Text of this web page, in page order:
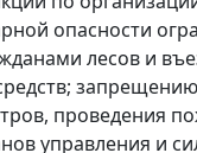
опасности
лесов и
проведения
управления и